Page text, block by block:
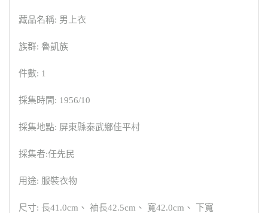
藏品名稱: 男上衣
族群: 魯凱族
件數: 1
採集時間: 1956/10
採集地點: 屏東縣泰武鄉佳平村
採集者:任先民
用途: 服裝衣物
尺寸: 長41.0cm、 袖長42.5cm、 寬42.0cm、 下寬